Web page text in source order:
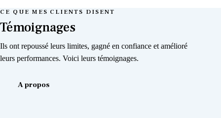
CE QUE MES CLIENTS DISENT
Témoignages
Ils ont repoussé leurs limites, gagné en confiance et amélioré
leurs performances. Voici leurs témoignages.
A propos